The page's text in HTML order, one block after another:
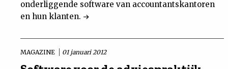
onderliggende software van accountantskantoren
en hun klanten.
MAGAZINE 01 januari 2012